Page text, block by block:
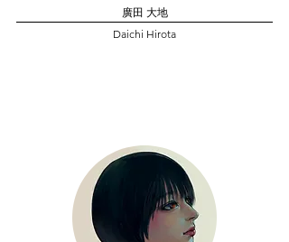
廣田 大地
Daichi Hirota